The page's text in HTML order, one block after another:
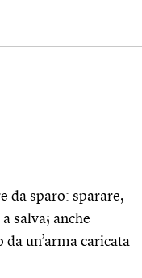
da sparo: sparare,
salva; anche
un’arma caricata